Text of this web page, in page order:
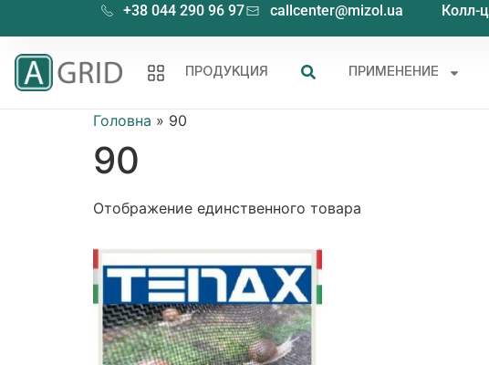
+38 044 290 96 97 callcenter@mizol.ua Колл-
ПРОДУКЦИЯ ПРИМЕНЕНИЕ
Головна » 90
90
Отображение единственного товара